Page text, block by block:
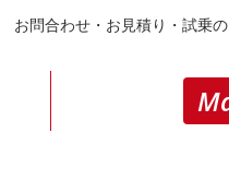
お問合わせ・お見積り・試乗